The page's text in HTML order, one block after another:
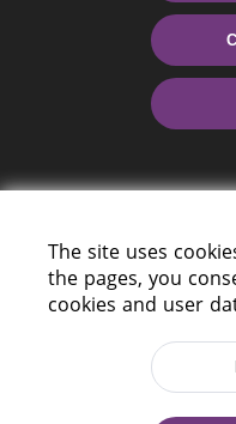
Tel.: (+375 17) 368
Fax: (+375 17) 368
The site uses
the pages, you
cookies and user